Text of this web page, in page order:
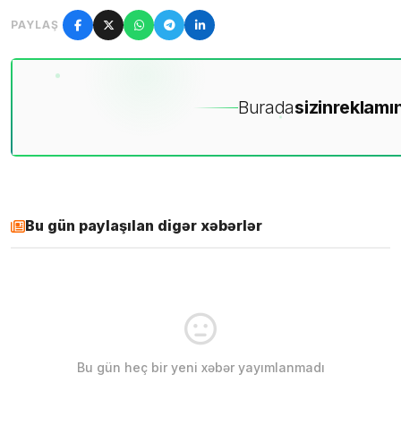
PAYLAŞ
Buradasizin
Bu gün paylaşılan digər xəbərlər
Bu gün heç bir yeni xəbər yayımlanmadı